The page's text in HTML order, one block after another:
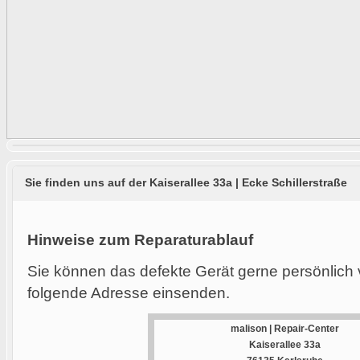
Sie finden uns auf der Kaiserallee 33a | Ecke Schillerstraße
Hinweise zum Reparaturablauf
Sie können das defekte Gerät gerne
folgende Adresse einsenden.
malison | Repair-Center
Kaiserallee 33a